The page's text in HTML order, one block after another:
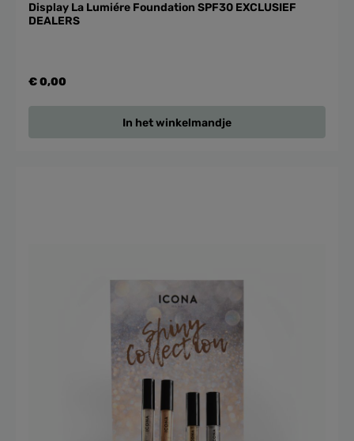
Display La Lumiére Foundation SPF30 EXCLUSIEF
DEALERS
€ 0,00
In het winkelmandje